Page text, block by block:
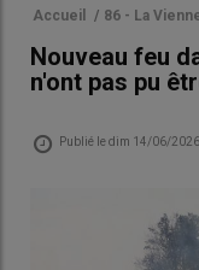
Accueil / 86 - La
Nouveau feu
n'ont pas pu
Publié ledim 14/06/2026